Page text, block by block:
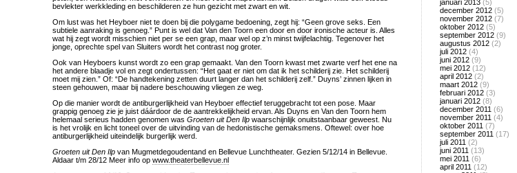
bevlekter werkkleding en beschilderen ze hun gezicht met zwart en wit.
Om lust was het Heyboer niet te doen bij die polygame bedoening, zegt hij: “Geen grove seks. Een
subtiele aanraking is genoeg.” Punt is wel dat Van den Toorn een door en door ironische acteur is. Alles
wat hij zegt wordt misschien niet per se een grap, maar wel op z’n minst twijfelachtig. Tegenover het
jonge, oprechte spel van Sluiters wordt het contrast nog groter.
Ook van Heyboers kunst wordt zo een grap gemaakt. Van den Toorn kwast met zwarte verf het ene na
het andere blaadje vol en zegt ondertussen: “Het gaat er niet om dat ik het schilderij zie. Het schilderij
moet mij zien.” Of: “De handtekening zetten duurt langer dan het schilderij zelf.” Duyns’ zinnen lijken in
steen gehouwen, maar bij nadere beschouwing vliegen ze weg.
Op die manier wordt de antiburgerlijkheid van Heyboer effectief teruggebracht tot een pose. Maar
grappig genoeg zie je juist dáárdoor de de aantrekkelijkheid ervan. Als Duyns en Van den Toorn hem
helemaal serieus hadden genomen was Groeten uit Den Ilp waarschijnlijk onuitstaanbaar geweest. Nu
is het vrolijk en licht toneel over de uitvinding van de hedonistische gemaksmens. Oftewel: over hoe
antiburgerlijkheid uiteindelijk burgerlijk werd.
Groeten uit Den Ilp van Mugmetdegoudentand en Bellevue Lunchtheater. Gezien 5/12/14 in Bellevue.
Aldaar t/m 28/12 Meer info op www.theaterbellevue.nl
januari 2013 (5)
december 2012 (5)
november 2012 (7)
oktober 2012 (5)
september 2012 (9)
augustus 2012 (2)
juli 2012 (4)
juni 2012 (9)
mei 2012 (12)
april 2012 (2)
maart 2012 (9)
februari 2012 (3)
januari 2012 (8)
december 2011 (6)
november 2011 (4)
oktober 2011 (7)
september 2011 (17)
juli 2011 (2)
juni 2011 (13)
mei 2011 (6)
april 2011 (12)